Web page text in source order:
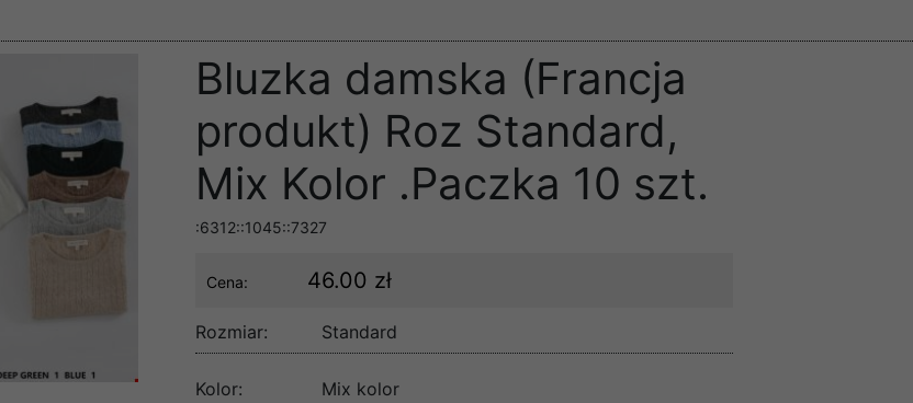
Bluzka damska (Francja
produkt) Roz Standard,
Mix Kolor .Paczka 10 szt.
:6312::1045::7327
Cena: 46.00 zł
Rozmiar: Standard
Kolor: Mix kolor